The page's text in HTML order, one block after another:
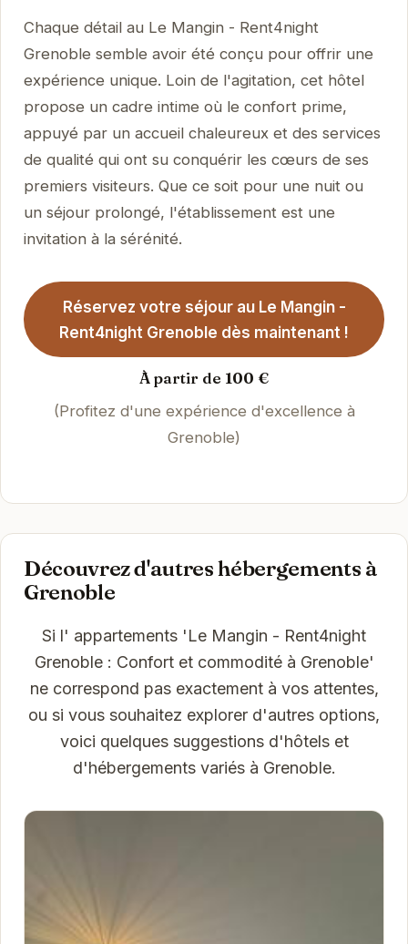
Chaque détail au Le Mangin - Rent4night
Grenoble semble avoir été conçu pour offrir une
expérience unique. Loin de l'agitation, cet hôtel
propose un cadre intime où le confort prime,
appuyé par un accueil chaleureux et des services
de qualité qui ont su conquérir les cœurs de ses
premiers visiteurs. Que ce soit pour une nuit ou
un séjour prolongé, l'établissement est une
invitation à la sérénité.
Réservez votre séjour au Le Mangin -
Rent4night Grenoble dès maintenant !
À partir de 100 €
(Profitez d'une expérience d'excellence à
Grenoble)
Découvrez d'autres hébergements à
Grenoble
Si l' appartements 'Le Mangin - Rent4night
Grenoble : Confort et commodité à Grenoble'
ne correspond pas exactement à vos attentes,
ou si vous souhaitez explorer d'autres options,
voici quelques suggestions d'hôtels et
d'hébergements variés à Grenoble.